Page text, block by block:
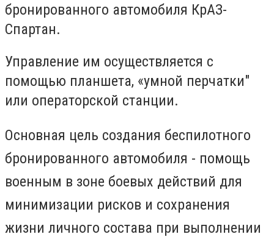
бронированного автомобиля КрАЗ-
Спартан.
Управление им осуществляется с
помощью планшета, «умной перчатки"
или операторской станции.
Основная цель создания беспилотного
бронированного автомобиля - помощь
военным в зоне боевых действий для
минимизации рисков и сохранения
жизни личного состава при выполнении